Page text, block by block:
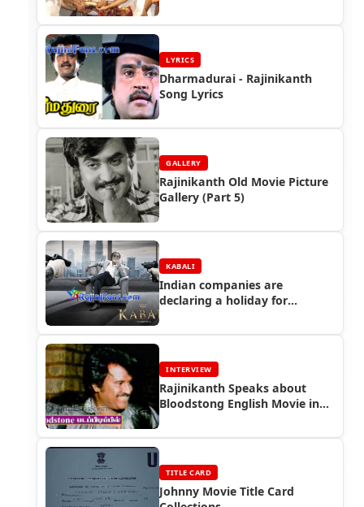
LYRICS
Dharmadurai - Rajinikanth
Song Lyrics
GALLERY
Rajinikanth Old Movie Picture
Gallery (Part 5)
KABALI
Indian companies are
declaring a holiday for
INTERVIEW
Rajinikanth Speaks about
Bloodstong English Movie in
TITLE CARD
Johnny Movie Title Card